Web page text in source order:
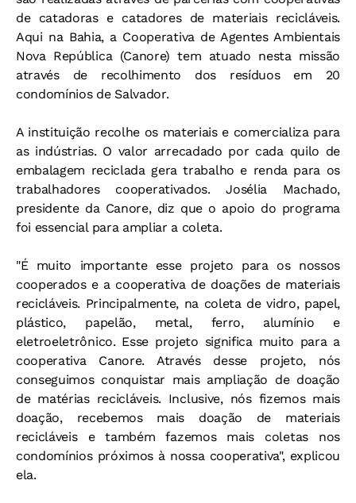
de catadoras e catadores de materiais recicláveis.
Aqui na Bahia, a Cooperativa de Agentes Ambientais
Nova República (Canore) tem atuado nesta missão
através de recolhimento dos resíduos em 20
condomínios de Salvador.
A instituição recolhe os materiais e comercializa para
as indústrias. O valor arrecadado por cada quilo de
embalagem reciclada gera trabalho e renda para os
trabalhadores cooperativados. Josélia Machado,
presidente da Canore, diz que o apoio do programa
foi essencial para ampliar a coleta.
"É muito importante esse projeto para os nossos
cooperados e a cooperativa de doações de materiais
recicláveis. Principalmente, na coleta de vidro, papel,
plástico, papelão, metal, ferro, alumínio e
eletroeletrônico. Esse projeto significa muito para a
cooperativa Canore. Através desse projeto, nós
conseguimos conquistar mais ampliação de doação
de matérias recicláveis. Inclusive, nós fizemos mais
doação, recebemos mais doação de materiais
recicláveis e também fazemos mais coletas nos
condomínios próximos à nossa cooperativa", explicou
ela.